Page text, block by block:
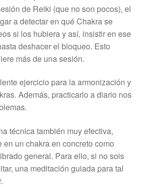
de Reiki (que no son pocos), el
a detectar en qué Chakra se
si los hubiera y así, insistir en ese
deshacer el bloqueo. Esto
más de una sesión.
ejercicio para la armonización y
Además, practicarlo a diario nos
técnica también muy efectiva,
en un chakra en concreto como
general. Para ello, si no sois
una meditación guiada para tal